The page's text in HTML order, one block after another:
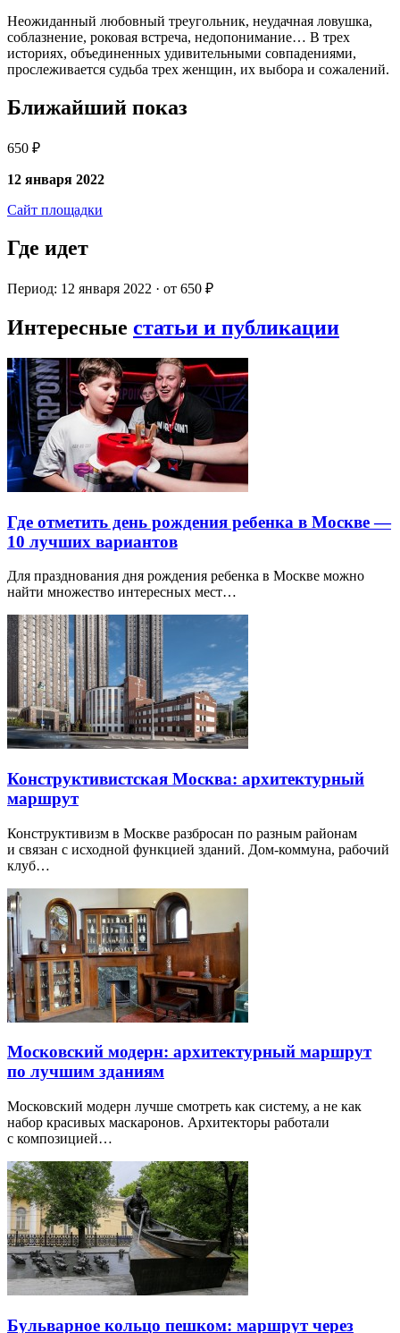
Неожиданный любовный треугольник, неудачная ловушка,
соблазнение, роковая встреча, недопонимание… В трех
историях, объединенных удивительными совпадениями,
прослеживается судьба трех женщин, их выбора и сожалений.
Ближайший показ
650 ₽
12 января 2022
Сайт площадки
Где идет
Период: 12 января 2022 · от 650 ₽
Интересные статьи и публикации
Где отметить день рождения ребенка в Москве —
10 лучших вариантов
Для празднования дня рождения ребенка в Москве можно
найти множество интересных мест…
Конструктивистская Москва: архитектурный
маршрут
Конструктивизм в Москве разбросан по разным районам
и связан с исходной функцией зданий. Дом-коммуна, рабочий
клуб…
Московский модерн: архитектурный маршрут
по лучшим зданиям
Московский модерн лучше смотреть как систему, а не как
набор красивых маскаронов. Архитекторы работали
с композицией…
Бульварное кольцо пешком: маршрут через